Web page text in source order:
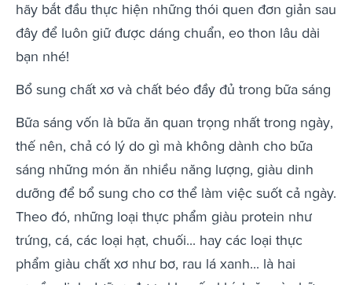
hãy bắt đầu thực hiện những thói quen đơn giản sau
đây để luôn giữ được dáng chuẩn, eo thon lâu dài
bạn nhé!
Bổ sung chất xơ và chất béo đầy đủ trong bữa sáng
Bữa sáng vốn là bữa ăn quan trọng nhất trong ngày,
thế nên, chả có lý do gì mà không dành cho bữa
sáng những món ăn nhiều năng lượng, giàu dinh
dưỡng để bổ sung cho cơ thể làm việc suốt cả ngày.
Theo đó, những loại thực phẩm giàu protein như
trứng, cá, các loại hạt, chuối... hay các loại thực
phẩm giàu chất xơ như bơ, rau lá xanh... là hai